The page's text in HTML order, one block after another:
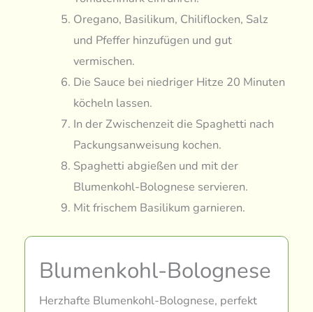
Oregano, Basilikum, Chiliflocken, Salz
und Pfeffer hinzufügen und gut
vermischen.
Die Sauce bei niedriger Hitze 20 Minuten
köcheln lassen.
In der Zwischenzeit die Spaghetti nach
Packungsanweisung kochen.
Spaghetti abgießen und mit der
Blumenkohl-Bolognese servieren.
Mit frischem Basilikum garnieren.
Blumenkohl-Bolognese
Herzhafte Blumenkohl-Bolognese, perfekt